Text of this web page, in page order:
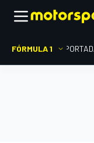
FÓRMULA 1